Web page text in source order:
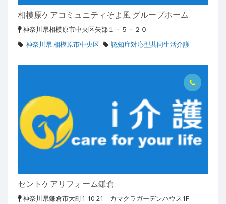
相模原ケアコミュニティそよ風 グループホーム
神奈川県相模原市中央区矢部１－５－２０
神奈川県 相模原市中央区
認知症対応型共同生活介護
セントケアリフォーム鎌倉
神奈川県鎌倉市大町1-10-21 カマクラガーデンハウス1F